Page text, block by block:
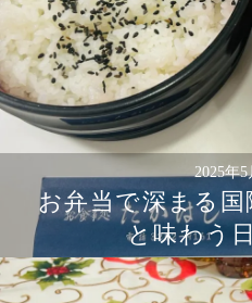
2025年5
お弁当で深まる国
と味わう